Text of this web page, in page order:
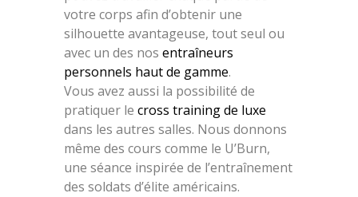
votre corps afin d’obtenir une
silhouette avantageuse, tout seul ou
avec un des nos entraîneurs
personnels haut de gamme.
Vous avez aussi la possibilité de
pratiquer le cross training de luxe
dans les autres salles. Nous donnons
même des cours comme le U’Burn,
une séance inspirée de l’entraînement
des soldats d’élite américains.